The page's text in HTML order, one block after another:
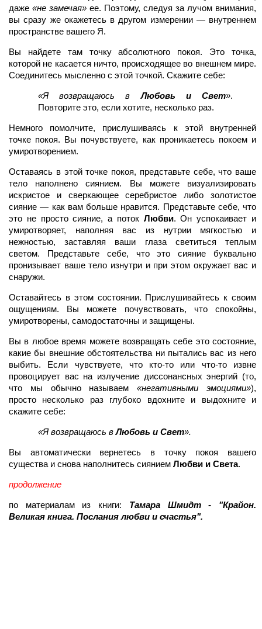
даже «не замечая» ее. Поэтому, следуя за лучом внимания,
вы сразу же окажетесь в другом измерении — внутреннем
пространстве вашего Я.
Вы найдете там точку абсолютного покоя. Это точка,
которой не касается ничто, происходящее во внешнем мире.
Соединитесь мысленно с этой точкой. Скажите себе:
«Я возвращаюсь вЛюбовь и Свет».
Повторите это, если хотите, несколько раз.
Немного помолчите, прислушиваясь к этой внутренней
точке покоя. Вы почувствуете, как проникаетесь покоем и
умиротворением.
Оставаясь в этой точке покоя, представьте себе, что ваше
тело наполнено сиянием. Вы можете визуализировать
искристое и сверкающее серебристое либо золотистое
сияние — как вам больше нравится. Представьте себе, что
это не просто сияние, а поток Любви. Он успокаивает и
умиротворяет, наполняя вас из нутрии мягкостью и
нежностью, заставляя ваши глаза светиться теплым
светом. Представьте себе, что это сияние буквально
пронизывает ваше тело изнутри и при этом окружает вас и
снаружи.
Оставайтесь в этом состоянии. Прислушивайтесь к своим
ощущениям. Вы можете почувствовать, что спокойны,
умиротворены, самодостаточны и защищены.
Вы в любое время можете возвращать себе это состояние,
какие бы внешние обстоятельства ни пытались вас из него
выбить. Если чувствуете, что кто-то или что-то извне
провоцирует вас на излучение диссонансных энергий (то,
что мы обычно называем«негативными эмоциями»),
просто несколько раз глубоко вдохните и выдохните и
скажите себе:
«Я возвращаюсь вЛюбовь и Свет».
Вы автоматически вернетесь в точку покоя вашего
существа и снова наполнитесь сиянием Любви и Света.
продолжение
по материалам из книги: Тамара Шмидт - "Крайон.
Великая книга. Послания любви и счастья".